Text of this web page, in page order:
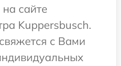
на сайте
Kuppersbusch.
с Вами